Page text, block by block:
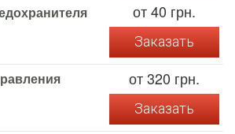
от 40 грн.
Заказать
от 320 грн.
Заказать